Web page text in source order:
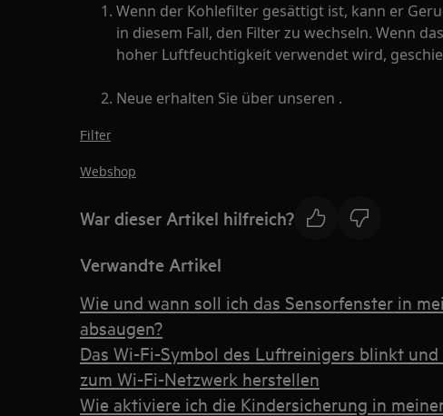
Wenn der Kohlefilter gesättigt ist, kann er
in diesem Fall, den Filter zu wechseln. Wenn
hoher Luftfeuchtigkeit verwendet wird,
Neue erhalten Sie über unseren .
Filter
Webshop
War dieser Artikel hilfreich?
Verwandte Artikel
Wie und wann soll ich das Sensorfenster in
absaugen?
Das Wi-Fi-Symbol des Luftreinigers blinkt
zum Wi-Fi-Netzwerk herstellen
Wie aktiviere ich die Kindersicherung in